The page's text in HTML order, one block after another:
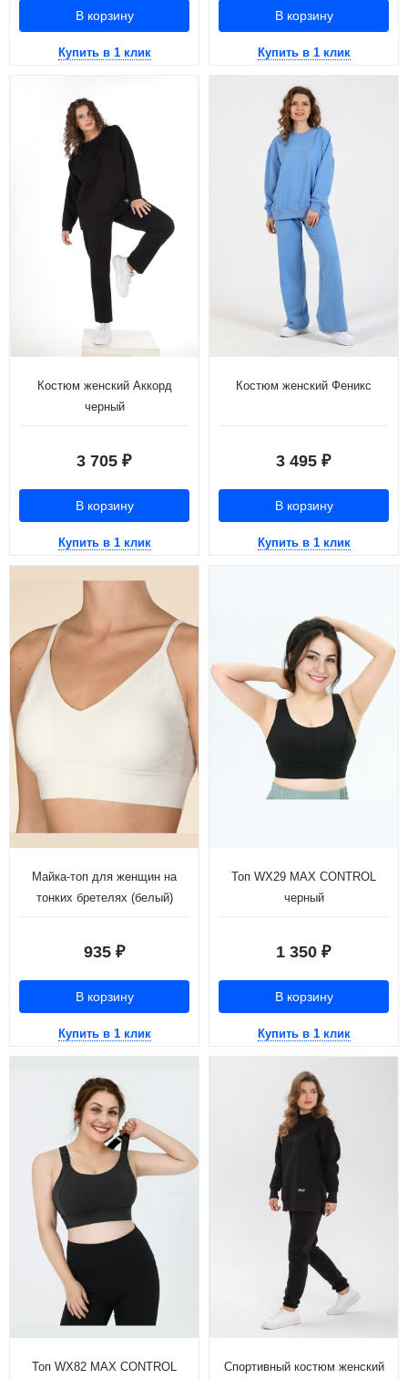
В корзину
Купить в 1 клик
В корзину
Купить в 1 клик
Костюм женский Аккорд
черный
3 705 ₽
В корзину
Купить в 1 клик
Костюм женский Феникс
3 495 ₽
В корзину
Купить в 1 клик
Майка-топ для женщин на
тонких бретелях (белый)
935 ₽
В корзину
Купить в 1 клик
Топ WX29 MAX CONTROL
черный
1 350 ₽
В корзину
Купить в 1 клик
Топ WX82 MAX CONTROL Спортивный костюм женский